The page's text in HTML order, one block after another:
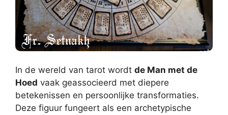
In de wereld van tarot wordt de Man met de
Hoed vaak geassocieerd met diepere
betekenissen en persoonlijke transformaties.
Deze figuur fungeert als een archetypische